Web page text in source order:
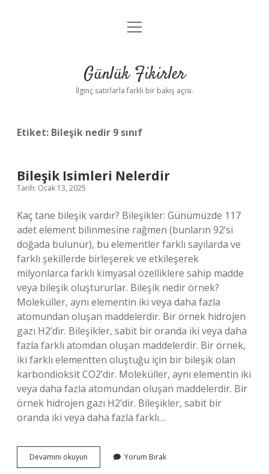
Anasayfa
Yasal Uyarı
menüyü
Günlük Fikirler
İlginç satırlarla farklı bir bakış açısı.
Etiket: Bileşik nedir 9 sınıf
Bileşik Isimleri Nelerdir
Tarih: Ocak 13, 2025
Kaç tane bileşik vardır? Bileşikler: Günümüzde 117
adet element bilinmesine rağmen (bunların 92’si
doğada bulunur), bu elementler farklı sayılarda ve
farklı şekillerde birleşerek ve etkileşerek
milyonlarca farklı kimyasal özelliklere sahip madde
veya bileşik oluştururlar. Bileşik nedir örnek?
Moleküller, aynı elementin iki veya daha fazla
atomundan oluşan maddelerdir. Bir örnek hidrojen
gazı H2’dir. Bileşikler, sabit bir oranda iki veya daha
fazla farklı atomdan oluşan maddelerdir. Bir örnek,
iki farklı elementten oluştuğu için bir bileşik olan
karbondioksit CO2’dir. Moleküller, aynı elementin iki
veya daha fazla atomundan oluşan maddelerdir. Bir
örnek hidrojen gazı H2’dir. Bileşikler, sabit bir
oranda iki veya daha fazla farklı…
Devamını okuyun
Isimleri
Yorum Bırak